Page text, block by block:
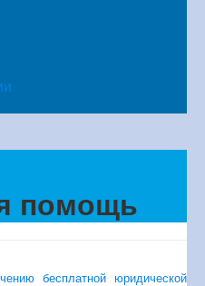
помощь
бесплатной юридической